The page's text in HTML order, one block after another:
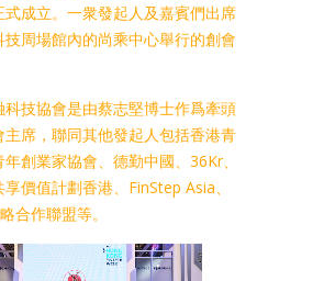
式成立。一衆發起人及嘉賓們出席
周場館內的尚乘中心舉行的創會
科技協會是由蔡志堅博士作爲牽頭
主席，聯同其他發起人包括香港青
創業家協會、德勤中國、36Kr、
價值計劃香港、FinStep Asia、
合作聯盟等。